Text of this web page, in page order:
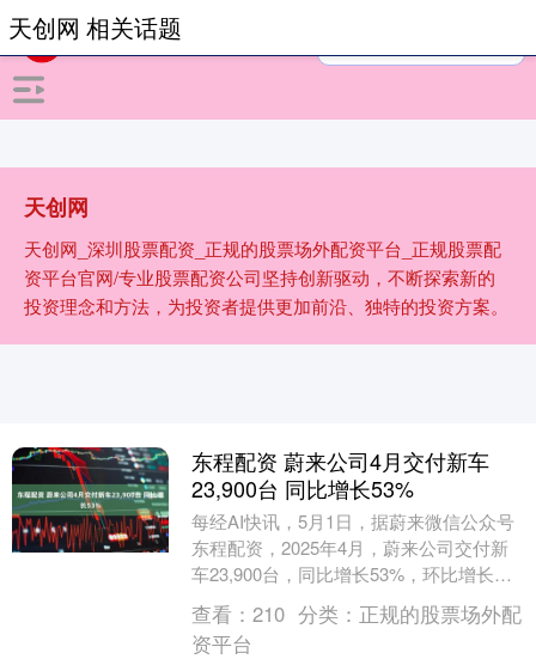
天创网
天创网_深圳股票配资_正规的股票场外配资平台_正规股票配
资平台官网/专业股票配资公司坚持创新驱动，不断探索新的
投资理念和方法，为投资者提供更加前沿、独特的投资方案。
天创网 相关话题
东程配资 蔚来公司4月交付新车
23,900台 同比增长53%
每经AI快讯，5月1日，据蔚来微信公众号
东程配资，2025年4月，蔚来公司交付新
车23,900台，同比增长53%，环比增长
58.9%。其中，蔚来品牌交付新车19....
查看： 210 分类： 正规的股票场外配
资平台